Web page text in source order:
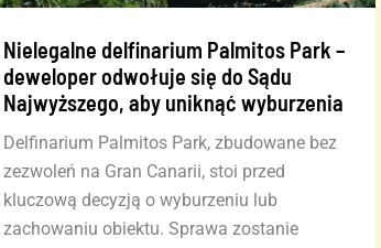
Nielegalne delfinarium Palmitos Park –
deweloper odwołuje się do Sądu
Najwyższego, aby uniknąć wyburzenia
Delfinarium Palmitos Park, zbudowane bez
zezwoleń na Gran Canarii, stoi przed
kluczową decyzją o wyburzeniu lub
zachowaniu obiektu. Sprawa zostanie